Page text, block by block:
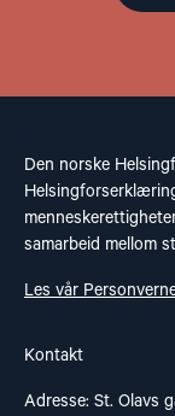
Den norske
samarbeid mellom
Les vår
Kontakt
Adresse: St. Olavs